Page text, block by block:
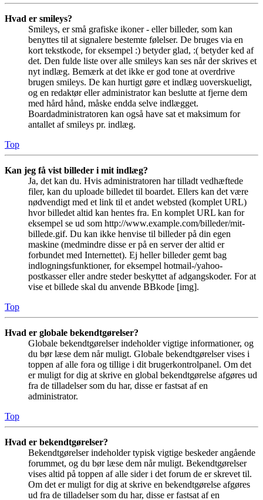
Hvad er smileys?
Smileys, er små grafiske ikoner - eller billeder, som kan
benyttes til at signalere bestemte følelser. De bruges via en
kort tekstkode, for eksempel :) betyder glad, :( betyder ked af
det. Den fulde liste over alle smileys kan ses når der skrives et
nyt indlæg. Bemærk at det ikke er god tone at overdrive
brugen smileys. De kan hurtigt gøre et indlæg uoverskueligt,
og en redaktør eller administrator kan beslutte at fjerne dem
med hård hånd, måske endda selve indlægget.
Boardadministratoren kan også have sat et maksimum for
antallet af smileys pr. indlæg.
Top
Kan jeg få vist billeder i mit indlæg?
Ja, det kan du. Hvis administratoren har tilladt vedhæftede
filer, kan du uploade billedet til boardet. Ellers kan det være
nødvendigt med et link til et andet websted (komplet URL)
hvor billedet altid kan hentes fra. En komplet URL kan for
eksempel se ud som http://www.example.com/billeder/mit-
billede.gif. Du kan ikke henvise til billeder på din egen
maskine (medmindre disse er på en server der altid er
forbundet med Internettet). Ej heller billeder gemt bag
indlogningsfunktioner, for eksempel hotmail-/yahoo-
postkasser eller andre steder beskyttet af adgangskoder. For at
vise et billede skal du anvende BBkode [img].
Top
Hvad er globale bekendtgørelser?
Globale bekendtgørelser indeholder vigtige informationer, og
du bør læse dem når muligt. Globale bekendtgørelser vises i
toppen af alle fora og tillige i dit brugerkontrolpanel. Om det
er muligt for dig at skrive en global bekendtgørelse afgøres ud
fra de tilladelser som du har, disse er fastsat af en
administrator.
Top
Hvad er bekendtgørelser?
Bekendtgørelser indeholder typisk vigtige beskeder angående
forummet, og du bør læse dem når muligt. Bekendtgørelser
vises altid på toppen af alle sider i det forum de er skrevet til.
Om det er muligt for dig at skrive en bekendtgørelse afgøres
ud fra de tilladelser som du har, disse er fastsat af en